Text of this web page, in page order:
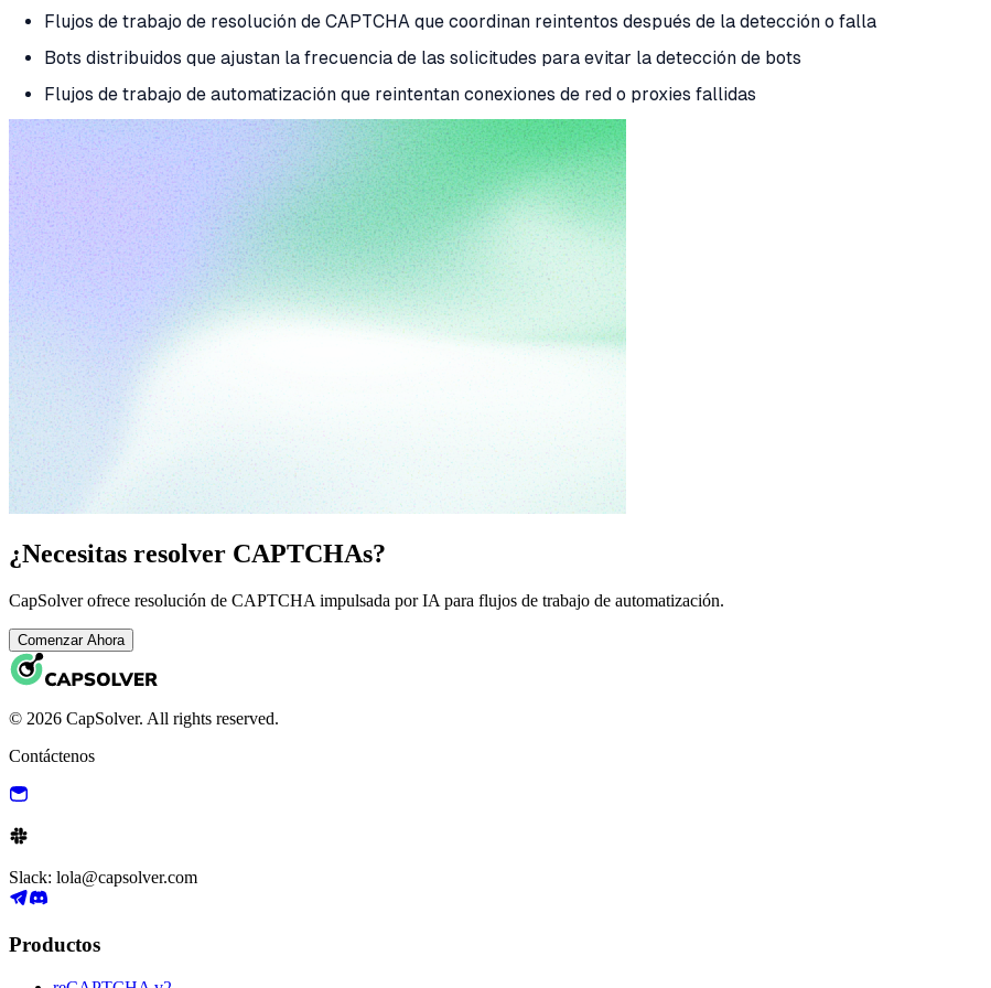
Flujos de trabajo de resolución de CAPTCHA que coordinan reintentos después de la detección o falla
Bots distribuidos que ajustan la frecuencia de las solicitudes para evitar la detección de bots
Flujos de trabajo de automatización que reintentan conexiones de red o proxies fallidas
¿Necesitas resolver CAPTCHAs?
CapSolver ofrece resolución de CAPTCHA impulsada por IA para flujos de trabajo de automatización.
Comenzar Ahora
© 2026 CapSolver. All rights reserved.
Contáctenos
Slack: lola@capsolver.com
Productos